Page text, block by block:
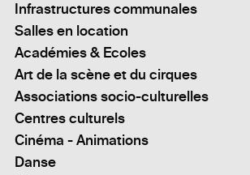
Infrastructures communales
Salles en location
Académies & Ecoles
Art de la scène et du cirques
Associations socio-culturelles
Centres culturels
Cinéma - Animations
Danse